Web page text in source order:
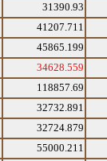
31390.93
41207.711
45865.199
34628.559
118857.69
32732.891
32724.879
55000.211